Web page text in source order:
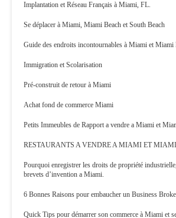
Implantation et Réseau Français à Miami, FL.
Se déplacer à Miami, Miami Beach et South Beach
Guide des endroits incontournables à Miami et Miami
Immigration et Scolarisation
Pré-construit de retour à Miami
Achat fond de commerce Miami
Petits Immeubles de Rapport a vendre a Miami et
RESTAURANTS A VENDRE A MIAMI ET
Pourquoi enregistrer les droits de propriété
brevets d’invention a Miami.
6 Bonnes Raisons pour embaucher un Business
Quick Tips pour démarrer son commerce à Miami et